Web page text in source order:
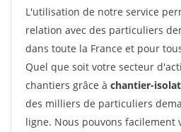
L'utilisation de notre service
relation avec des particuliers
dans toute la France et pour
Quel que soit votre secteur
chantiers grâce à chantier-
des milliers de particuliers
ligne. Nous pouvons facilement